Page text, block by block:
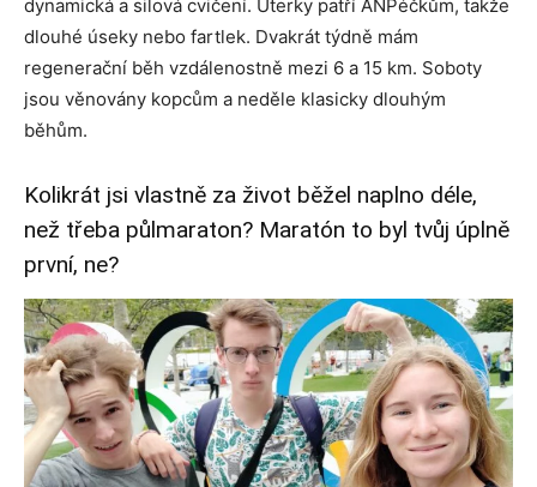
dynamická a silová cvičení. Úterky patří ANPéčkům, takže
dlouhé úseky nebo fartlek. Dvakrát týdně mám
regenerační běh vzdálenostně mezi 6 a 15 km. Soboty
jsou věnovány kopcům a neděle klasicky dlouhým
běhům.
Kolikrát jsi vlastně za život běžel naplno déle,
než třeba půlmaraton? Maratón to byl tvůj úplně
první, ne?